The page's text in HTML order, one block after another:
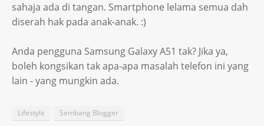
sahaja ada di tangan. Smartphone lelama semua dah
diserah hak pada anak-anak. :)
Anda pengguna Samsung Galaxy A51 tak? Jika ya,
boleh kongsikan tak apa-apa masalah telefon ini yang
lain - yang mungkin ada.
Lifestyle Sembang Blogger